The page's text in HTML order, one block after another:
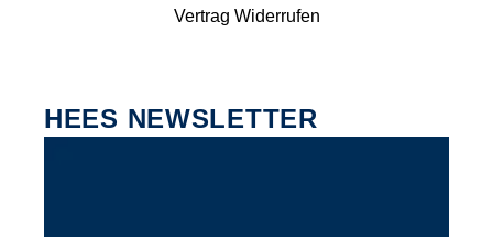
Vertrag Widerrufen
HEES NEWSLETTER